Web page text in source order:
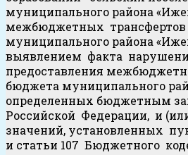
муниципального района
межбюджетных
муниципального района
выявлением факта
предоставления
бюджета муниципального
определенных бюджетным
Российской Федерации, и
значений, установленных
и статьи 107 Бюджетного